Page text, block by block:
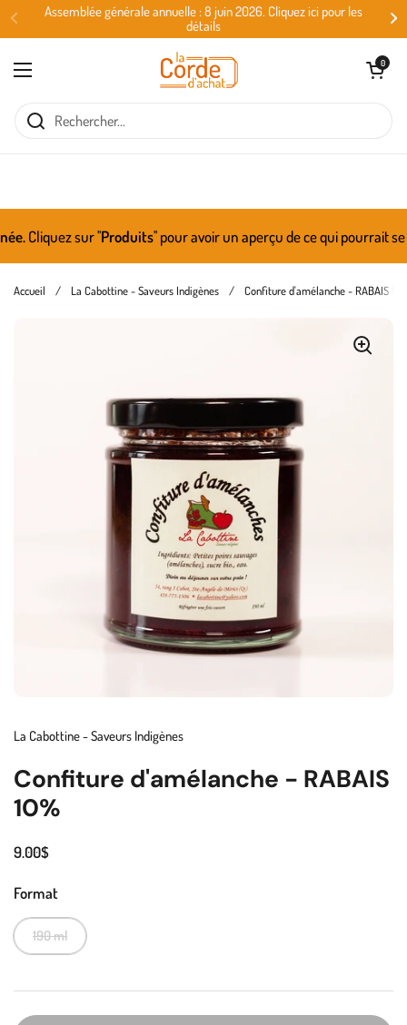
Passer au contenu
Assemblée générale annuelle : 8 juin 2026. Cliquez ici pour les
détails
Ouvrir le menu
Ouvrir le
0
Cliquez sur ''Produits'' pour avoir un aperçu de ce qui pourrait se
Accueil / La Cabottine - Saveurs Indigènes / Confiture d'amélanche - RABAIS
La Cabottine - Saveurs Indigènes
Confiture d'amélanche - RABAIS
10%
9.00$
Format
190 ml